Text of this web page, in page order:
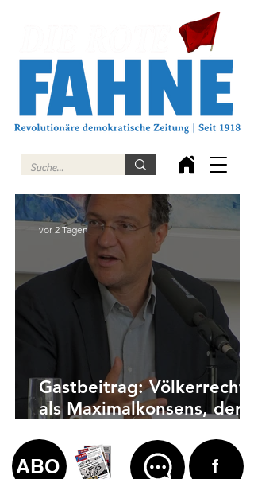
Gastbeitrag: Völkerrecht
als Maximalkonsens, der
vor 2 Tagen
ABO f